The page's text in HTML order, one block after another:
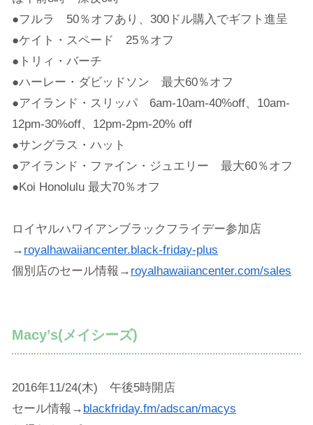
●フルラ 50％オフあり、300ドル購入でギフト進呈
●ケイト・スペード 25％オフ
●トリィ・バーチ
●ハーレー・ダビッドソン 最大60％オフ
●アイランド・スリッパ 6am-10am-40%off、10am-
12pm-30%off、12pm-2pm-20% off
●サングラス・ハット
●アイランド・ファイン・ジュエリー 最大60％オフ
●Koi Honolulu 最大70％オフ
ロイヤルハワイアンブラックフライデー参加店
→ royalhawaiiancenter.black-friday-plus
個別店のセール情報→ royalhawaiiancenter.com/sales
Macy’s(メイシーズ)
2016年11/24(木) 午後5時開店
セール情報→ blackfriday.fm/adscan/macys